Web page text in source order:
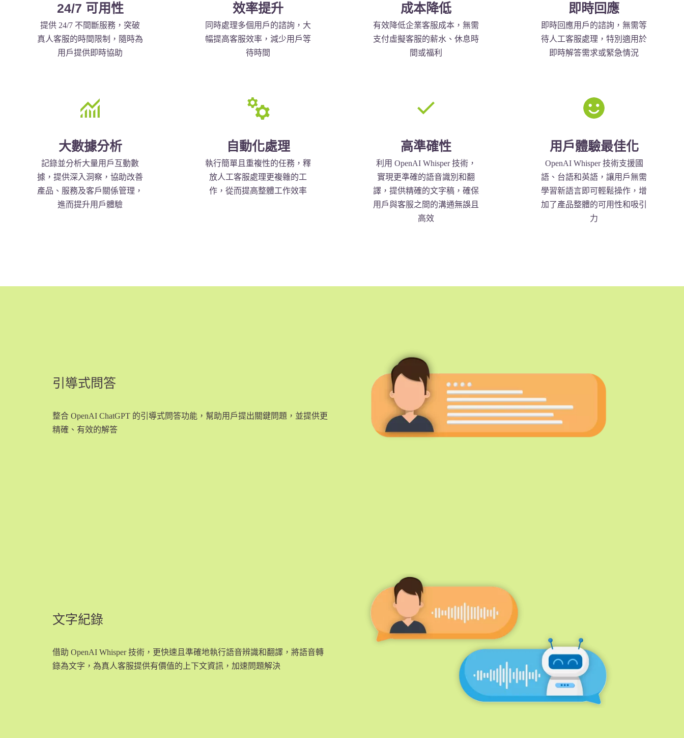
24/7 可用性
提供 24/7 不間斷服務，突破
真人客服的時間限制，隨時為
用戶提供即時協助
效率提升
同時處理多個用戶的諮詢，大
幅提高客服效率，減少用戶等
待時間
成本降低
有效降低企業客服成本，無需
支付虛擬客服的薪水、休息時
間或福利
即時回應
即時回應用戶的諮詢，無需等
待人工客服處理，特別適用於
即時解答需求或緊急情況
大數據分析
記錄並分析大量用戶互動數
據，提供深入洞察，協助改善
產品、服務及客戶關係管理，
進而提升用戶體驗
自動化處理
執行簡單且重複性的任務，釋
放人工客服處理更複雜的工
作，從而提高整體工作效率
高準確性
利用 OpenAI Whisper 技術，
實現更準確的語音識別和翻
譯，提供精確的文字稿，確保
用戶與客服之間的溝通無誤且
高效
用戶體驗最佳化
OpenAI Whisper 技術支援國
語、台語和英語，讓用戶無需
學習新語言即可輕鬆操作，增
加了產品整體的可用性和吸引
力
引導式問答
整合 OpenAI ChatGPT 的引導式問答功能，幫助用戶提出關鍵問題，並提供更
精確、有效的解答
文字紀錄
借助 OpenAI Whisper 技術，更快速且準確地執行語音辨識和翻譯，將語音轉
錄為文字，為真人客服提供有價值的上下文資訊，加速問題解決